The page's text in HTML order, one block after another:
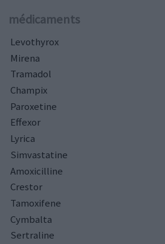
médicaments
Levothyrox
Mirena
Tramadol
Champix
Paroxetine
Effexor
Lyrica
Simvastatine
Amoxicilline
Crestor
Tamoxifene
Cymbalta
Sertraline